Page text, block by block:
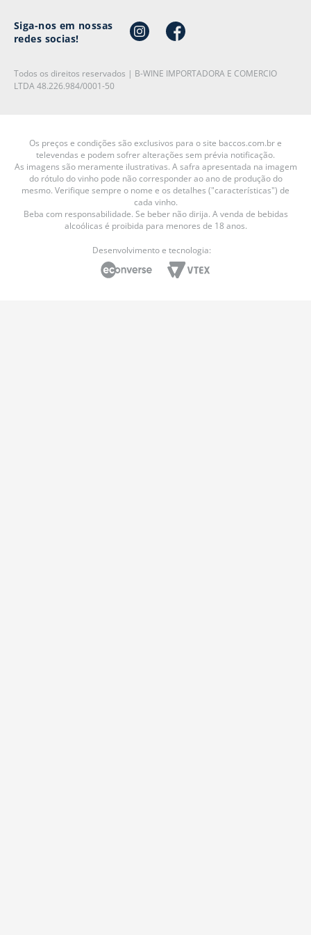
Siga-nos em nossas
redes socias!
Todos os direitos reservados | B-WINE IMPORTADORA E COMERCIO
LTDA 48.226.984/0001-50
Os preços e condições são exclusivos para o site baccos.com.br e
televendas e podem sofrer alterações sem prévia notificação.
As imagens são meramente ilustrativas. A safra apresentada na imagem
do rótulo do vinho pode não corresponder ao ano de produção do
mesmo. Verifique sempre o nome e os detalhes ("características") de
cada vinho.
Beba com responsabilidade. Se beber não dirija. A venda de bebidas
alcoólicas é proibida para menores de 18 anos.
Desenvolvimento e tecnologia: